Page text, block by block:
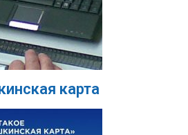
карта